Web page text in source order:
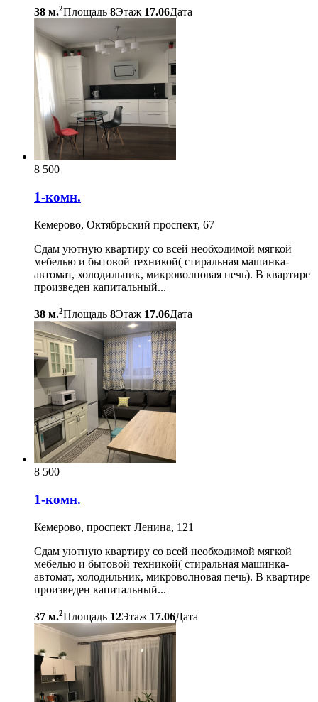
38 м.2Площадь 8Этаж 17.06Дата
8 500
1-комн.
Кемерово, Октябрьский проспект, 67
Сдам уютную квартиру со всей необходимой мягкой
мебелью и бытовой техникой( стиральная машинка-
автомат, холодильник, микроволновая печь). В квартире
произведен капитальный...
38 м.2Площадь 8Этаж 17.06Дата
8 500
1-комн.
Кемерово, проспект Ленина, 121
Сдам уютную квартиру со всей необходимой мягкой
мебелью и бытовой техникой( стиральная машинка-
автомат, холодильник, микроволновая печь). В квартире
произведен капитальный...
37 м.2Площадь 12Этаж 17.06Дата